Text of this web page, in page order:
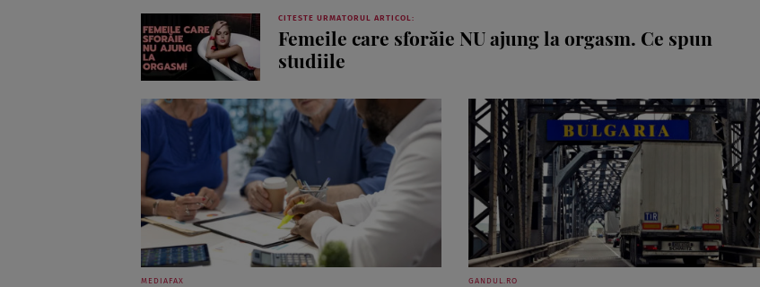
CITESTE URMATORUL ARTICOL:
Femeile care sforăie NU ajung la orgasm. Ce spun
studiile
MEDIAFAX GANDUL.RO